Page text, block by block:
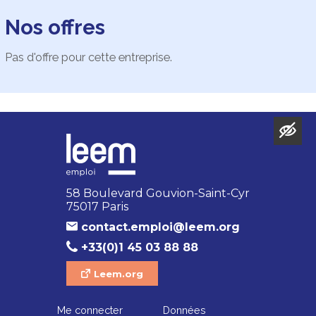
Nos offres
Pas d'offre pour cette entreprise.
58 Boulevard Gouvion-Saint-Cyr
75017 Paris
contact.emploi@leem.org
+33(0)1 45 03 88 88
Leem.org
Me connecter Données